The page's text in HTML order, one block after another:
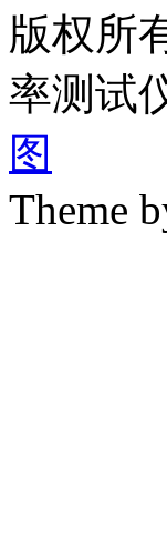
版权所
率测试
图
Theme